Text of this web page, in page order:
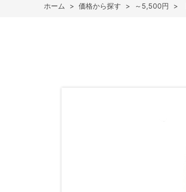
ホーム
> 価格から探す > ～5,500円 >